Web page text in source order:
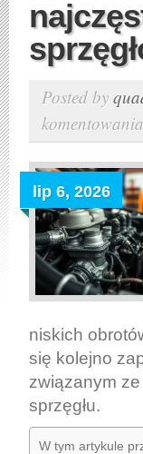
Posted by
komentowania
lip 6, 2026
niskich
się kolejno
związanym
sprzęgłu.
W tym artykule